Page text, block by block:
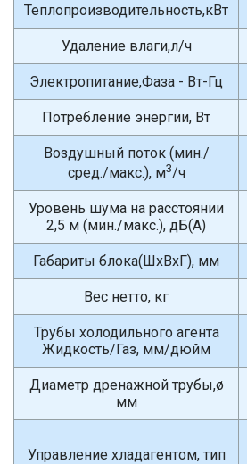
Теплопроизводительность,кВт
Удаление влаги,л/ч
Электропитание,Фаза - Вт-Гц
Потребление энергии, Вт
Воздушный поток (мин./
сред./макс.), м3/ч
Уровень шума на расстоянии
2,5 м (мин./макс.), дБ(A)
Габариты блока(ШxВxГ), мм
Вес нетто, кг
Трубы холодильного агента
Жидкость/Газ, мм/дюйм
Диаметр дренажной трубы,ø
мм
Управление хладагентом, тип